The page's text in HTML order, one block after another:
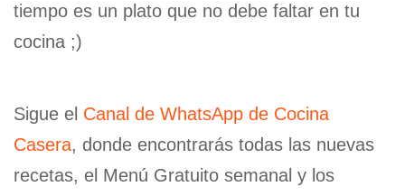
tiempo es un plato que no debe faltar en tu
cocina ;)
Sigue el Canal de WhatsApp de Cocina
Casera, donde encontrarás todas las nuevas
recetas, el Menú Gratuito semanal y los